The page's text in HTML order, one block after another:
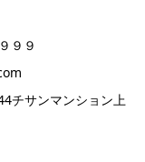
９９
チサンマンション上